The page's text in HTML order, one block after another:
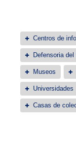
Centros de
Defensoria
Museos
Universidades
Casas de